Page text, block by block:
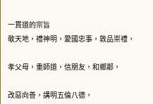
一貫道的宗旨
敬天地，禮神明，愛國忠事，敦品崇禮，
孝父母，重師道，信朋友，和鄉鄰，
改惡向善，講明五倫八德，